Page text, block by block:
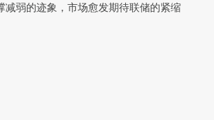
弱的迹象，市场愈发期待联储的紧缩